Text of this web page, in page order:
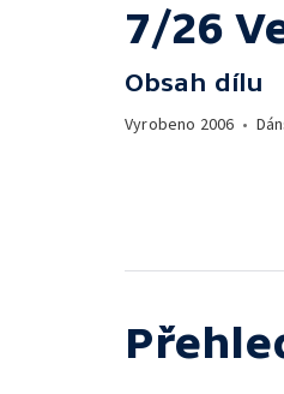
7/26
Obsah dílu
Vyrobeno 2006 •